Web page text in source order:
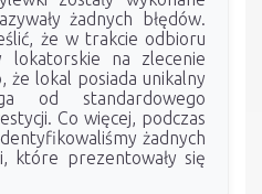
żadnych błędów.
że w trakcie odbioru
lokatorskie na zlecenie
że lokal posiada unikalny
od standardowego
Co więcej, podczas
żadnych
które prezentowały się